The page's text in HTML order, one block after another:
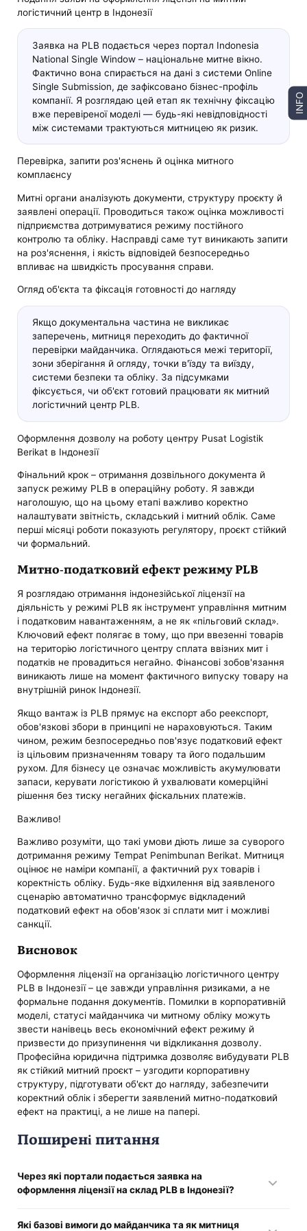
логістичний центр в Індонезії
Заявка на PLB подається через портал Indonesia
National Single Window – національне митне вікно.
Фактично вона спирається на дані з системи Online
Single Submission, де зафіксовано бізнес-профіль
компанії. Я розглядаю цей етап як технічну фіксацію
вже перевіреної моделі — будь-які невідповідності
між системами трактуються митницею як ризик.
Перевірка, запити роз'яснень й оцінка митного
комплаєнсу
Митні органи аналізують документи, структуру проєкту й
заявлені операції. Проводиться також оцінка можливості
підприємства дотримуватися режиму постійного
контролю та обліку. Насправді саме тут виникають запити
на роз'яснення, і якість відповідей безпосередньо
впливає на швидкість просування справи.
Огляд об'єкта та фіксація готовності до нагляду
Якщо документальна частина не викликає
заперечень, митниця переходить до фактичної
перевірки майданчика. Оглядаються межі території,
зони зберігання й огляду, точки в'їзду та виїзду,
системи безпеки та обліку. За підсумками
фіксується, чи об'єкт готовий працювати як митний
логістичний центр PLB.
Оформлення дозволу на роботу центру Pusat Logistik
Berikat в Індонезії
Фінальний крок – отримання дозвільного документа й
запуск режиму PLB в операційну роботу. Я завжди
наголошую, що на цьому етапі важливо коректно
налаштувати звітність, складський і митний облік. Саме
перші місяці роботи показують регулятору, проєкт стійкий
чи формальний.
Митно-податковий ефект режиму PLB
Я розглядаю отримання індонезійської ліцензії на
діяльність у режимі PLB як інструмент управління митним
і податковим навантаженням, а не як «пільговий склад».
Ключовий ефект полягає в тому, що при ввезенні товарів
на територію логістичного центру сплата ввізних мит і
податків не провадиться негайно. Фінансові зобов'язання
виникають лише на момент фактичного випуску товару на
внутрішній ринок Індонезії.
Якщо вантаж із PLB прямує на експорт або реекспорт,
обов'язкові збори в принципі не нараховуються. Таким
чином, режим безпосередньо пов'язує податковий ефект
із цільовим призначенням товару та його подальшим
рухом. Для бізнесу це означає можливість акумулювати
запаси, керувати логістикою й ухвалювати комерційні
рішення без тиску негайних фіскальних платежів.
Важливо!
Важливо розуміти, що такі умови діють лише за суворого
дотримання режиму Tempat Penimbunan Berikat. Митниця
оцінює не наміри компанії, а фактичний рух товарів і
коректність обліку. Будь-яке відхилення від заявленого
сценарію автоматично трансформує відкладений
податковий ефект на обов'язок зі сплати мит і можливі
санкції.
Висновок
Оформлення ліцензії на організацію логістичного центру
PLB в Індонезії – це завжди управління ризиками, а не
формальне подання документів. Помилки в корпоративній
моделі, статусі майданчика чи митному обліку можуть
звести нанівець весь економічний ефект режиму й
призвести до призупинення чи відкликання дозволу.
Професійна юридична підтримка дозволяє вибудувати PLB
як стійкий митний проєкт – узгодити корпоративну
структуру, підготувати об'єкт до нагляду, забезпечити
коректний облік і зберегти заявлений митно-податковий
ефект на практиці, а не лише на папері.
Поширені питання
Через які портали подається заявка на
оформлення ліцензії на склад PLB в Індонезії?
INSW. Він працює тільки у зв'язці з OSS, в якій
Які базові вимоги до майданчика та як митниця
INFO